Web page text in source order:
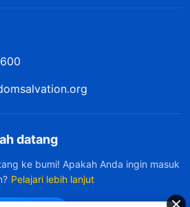
datang
ke bumi! Apakah Anda ingin masuk
Pelajari lebih lanjut